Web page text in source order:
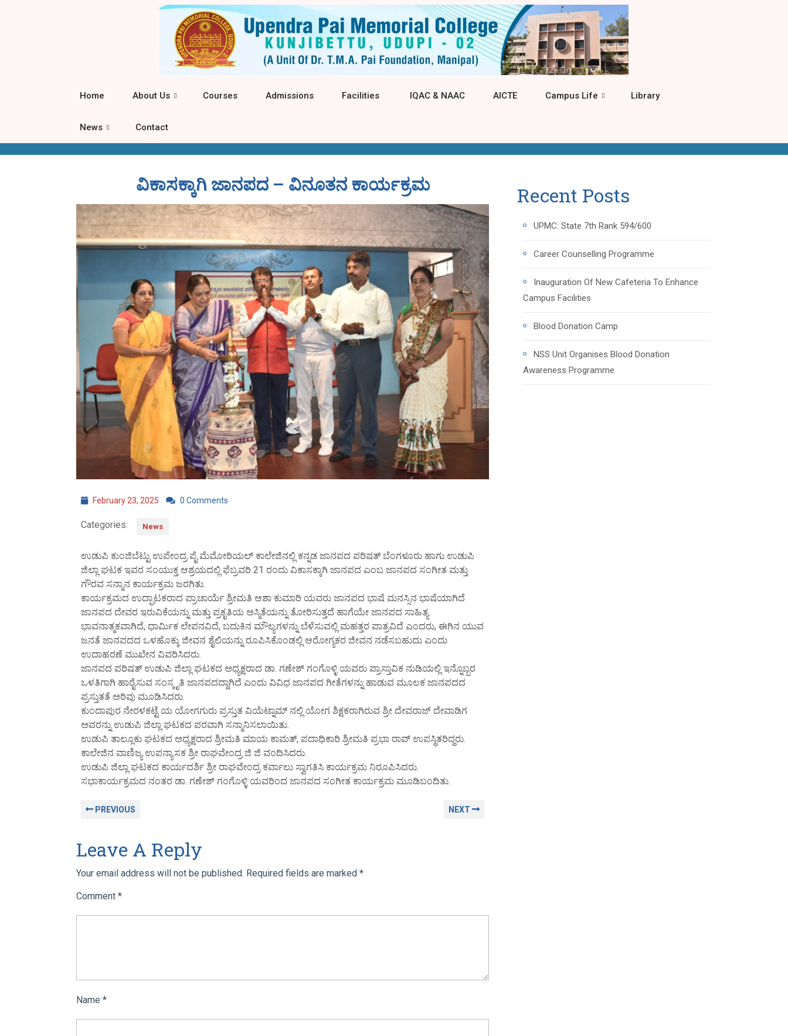
Home About Us Courses Admissions Facilities IQAC & NAAC AICTE Campus Life Library
News Contact
ವಿಕಾಸಕ್ಕಾಗಿ ಜಾನಪದ – ವಿನೂತನ ಕಾರ್ಯಕ್ರಮ
February 23, 2025 0 Comments
Categories: News
ಉಡುಪಿ ಕುಂಜಿಬೆಟ್ಟು ಉಪೇಂದ್ರ ಪೈ ಮೆಮೋರಿಯಲ್ ಕಾಲೇಜಿನಲ್ಲಿ ಕನ್ನಡ ಜಾನಪದ ಪರಿಷತ್ ಬೆಂಗಳೂರು ಹಾಗು ಉಡುಪಿ
ಜಿಲ್ಲಾ ಘಟಕ ಇವರ ಸಂಯುಕ್ತ ಆಶ್ರಯದಲ್ಲಿ ಫೆಬ್ರವರಿ 21 ರಂದು ವಿಕಾಸಕ್ಕಾಗಿ ಜಾನಪದ ಎಂಬ ಜಾನಪದ ಸಂಗೀತ ಮತ್ತು
ಗೌರವ ಸನ್ಮಾನ ಕಾರ್ಯಕ್ರಮ ಜರಗಿತು.
ಕಾರ್ಯಕ್ರಮದ ಉದ್ಘಾಟಕರಾದ ಪ್ರಾಚಾರ್ಯೆ ಶ್ರೀಮತಿ ಆಶಾ ಕುಮಾರಿ ಯವರು ಜಾನಪದ ಭಾಷೆ ಮನಸ್ಸಿನ ಭಾಷೆಯಾಗಿದೆ
ಜಾನಪದ ದೇವರ ಇರುವಿಕೆಯನ್ನು ಮತ್ತು ಪ್ರಕೃತಿಯ ಅಸ್ಮಿತೆಯನ್ನು ತೋರಿಸುತ್ತದೆ ಹಾಗೆಯೇ ಜಾನಪದ ಸಾಹಿತ್ಯ
ಭಾವನಾತ್ಮಕವಾಗಿದೆ, ಧಾರ್ಮಿಕ ಲೇಪನವಿದೆ, ಬದುಕಿನ ಮೌಲ್ಯಗಳನ್ನು ಬೆಳೆಸುವಲ್ಲಿ ಮಹತ್ತರ ಪಾತ್ರವಿದೆ ಎಂದರು, ಈಗಿನ ಯುವ
ಜನತೆ ಜಾನಪದದ ಒಳಹೊಕ್ಕು ಜೀವನ ಶೈಲಿಯನ್ನು ರೂಪಿಸಿಕೊಂಡಲ್ಲಿ ಆರೋಗ್ಯಕರ ಜೀವನ ನಡೆಸಬಹುದು ಎಂದು
ಉದಾಹರಣೆ ಮುಖೇನ ವಿವರಿಸಿದರು.
ಜಾನಪದ ಪರಿಷತ್ ಉಡುಪಿ ಜಿಲ್ಲಾ ಘಟಕದ ಅಧ್ಯಕ್ಷರಾದ ಡಾ. ಗಣೇಶ್ ಗಂಗೊಳ್ಳಿ ಯವರು ಪ್ರಾಸ್ತಾವಿಕ ನುಡಿಯಲ್ಲಿ ಇನ್ನೊಬ್ಬರ
ಒಳತಿಗಾಗಿ ಹಾರೈಸುವ ಸಂಸ್ಕೃತಿ ಜಾನಪದದ್ದಾಗಿದೆ ಎಂದು ವಿವಿಧ ಜಾನಪದ ಗೀತೆಗಳನ್ನು ಹಾಡುವ ಮೂಲಕ ಜಾನಪದದ
ಪ್ರಸ್ತುತತೆ ಅರಿವು ಮೂಡಿಸಿದರು.
ಕುಂದಾಪುರ ನೇರಳಕಟ್ಟೆ ಯ ಯೋಗಗುರು ಪ್ರಸ್ತುತ ವಿಯೆಟ್ನಾಮ್ ನಲ್ಲಿ ಯೋಗ ಶಿಕ್ಷಕರಾಗಿರುವ ಶ್ರೀ ದೇವರಾಜ್ ದೇವಾಡಿಗ
ಅವರನ್ನು ಉಡುಪಿ ಜಿಲ್ಲಾ ಘಟಕದ ಪರವಾಗಿ ಸನ್ಮಾನಿಸಲಾಯಿತು.
ಉಡುಪಿ ತಾಲ್ಲೂಕು ಘಟಕದ ಅಧ್ಯಕ್ಷರಾದ ಶ್ರೀಮತಿ ಮಾಯ ಕಾಮತ್, ಪದಾಧಿಕಾರಿ ಶ್ರೀಮತಿ ಪ್ರಭಾ ರಾವ್ ಉಪಸ್ಥಿತರಿದ್ದರು.
ಕಾಲೇಜಿನ ವಾಣಿಜ್ಯ ಉಪನ್ಯಾಸಕ ಶ್ರೀ ರಾಘವೇಂದ್ರ ಜಿ ಜಿ ವಂದಿಸಿದರು.
ಉಡುಪಿ ಜಿಲ್ಲಾ ಘಟಕದ ಕಾರ್ಯದರ್ಶಿ ಶ್ರೀ ರಾಘವೇಂದ್ರ ಕರ್ವಾಲು ಸ್ವಾಗತಿಸಿ ಕಾರ್ಯಕ್ರಮ ನಿರೂಪಿಸಿದರು.
ಸಭಾಕಾರ್ಯಕ್ರಮದ ನಂತರ ಡಾ. ಗಣೇಶ್ ಗಂಗೊಳ್ಳಿ ಯವರಿಂದ ಜಾನಪದ ಸಂಗೀತ ಕಾರ್ಯಕ್ರಮ ಮೂಡಿಬಂದಿತು.
PREVIOUS NEXT
Leave A Reply
Your email address will not be published. Required fields are marked *
Comment *
Name *
Recent Posts
UPMC: State 7th Rank 594/600
Career Counselling Programme
Inauguration Of New Cafeteria To Enhance
Campus Facilities
Blood Donation Camp
NSS Unit Organises Blood Donation
Awareness Programme